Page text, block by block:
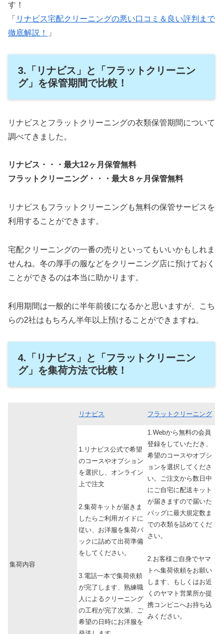
す！
「 リナビス宅配クリーニングの悪い口コミ＆良い評判まで
徹底解説！
」
3.「リナビス」と「フラットクリーニン
グ」を保管期間で比較！
リナビスとフラットクリーニングの衣類保管期間について
調べてきました。
リナビス・・・最大12ヶ月保管無料
フラットクリーニング・・・最大８ヶ月保管無料
リナビスもフラットクリーニングも無料の保管サービスを
利用することができます。
宅配クリーニングの一番の売りといってもいいかもしれま
せんね。冬の厚手の服などをクリーニング店に預けておく
ことができるのは本当に助かります。
利用期間は一般的に半年前後になるかと思いますが、こち
らの2社はもちろん半年以上預けることができますね。
4.「リナビス」と「フラットクリーニン
グ」を集荷方法で比較！
リナビス フラットクリーニング
集荷内容
1.リナビス公式で希望
のコースやオプション
を選択し、オンライン
上で注文
2.集荷キットが届きま
したらご利用ガイドに
従い、お洋服を集荷バ
ックに詰めて出荷準備
をしてください。
3.電話一本で集荷依頼
が完了します、熟練職
人によるクリーニング
の工程が完了次第、ご
希望の日時にお洋服を
1.Webから無料の会員
登録をしていただき、
希望のコースやオプシ
ョンを選択してくださ
い。ご注文から数日中
にご自宅に配送キット
が届きますので届いた
バッグに最大規定数ま
での衣類を詰めてくだ
さい。
2.お客様ご自身でヤマ
トへ集荷依頼をお願い
します、もしくはお近
くのヤマト営業所か提
携コンビニへお持ち込
みください。